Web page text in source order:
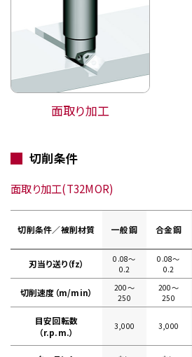
面取り加工
切削条件
面取り加工(T32MOR)
切削条件／被削材質 一般鋼 合金鋼
刃当り送り（fz）
0.08〜
0.2
0.08〜
0.2
切削速度（m/min）
200〜
250
200〜
250
目安回転数
（r.p.m.）
3,000 3,000